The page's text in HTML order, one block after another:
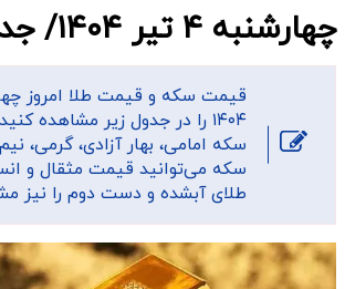
چهارشنبه ۴ تیر ۱۴۰۴/ جدول
۱۴۰۴ را در جدول زیر مشاهده
سکه امامی، بهار آزادی، گرمی،
سکه می‌توانید قیمت مثقال و
طلای آبشده و دست دوم را نیز